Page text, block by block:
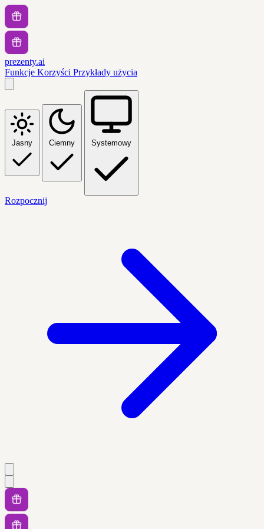
prezenty.ai
Funkcje Korzyści Przykłady użycia
Jasny Ciemny Systemowy
Rozpocznij